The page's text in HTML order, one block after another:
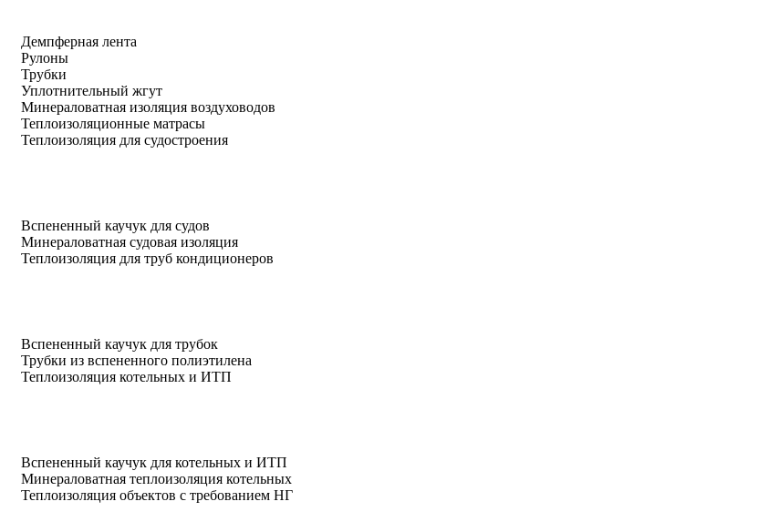
Демпферная лента
Рулоны
Трубки
Уплотнительный жгут
Минераловатная изоляция воздуховодов
Теплоизоляционные матрасы
Теплоизоляция для судостроения
Вспененный каучук для судов
Минераловатная судовая изоляция
Теплоизоляция для труб кондиционеров
Вспененный каучук для трубок
Трубки из вспененного полиэтилена
Теплоизоляция котельных и ИТП
Вспененный каучук для котельных и ИТП
Минераловатная теплоизоляция котельных
Теплоизоляция объектов с требованием НГ